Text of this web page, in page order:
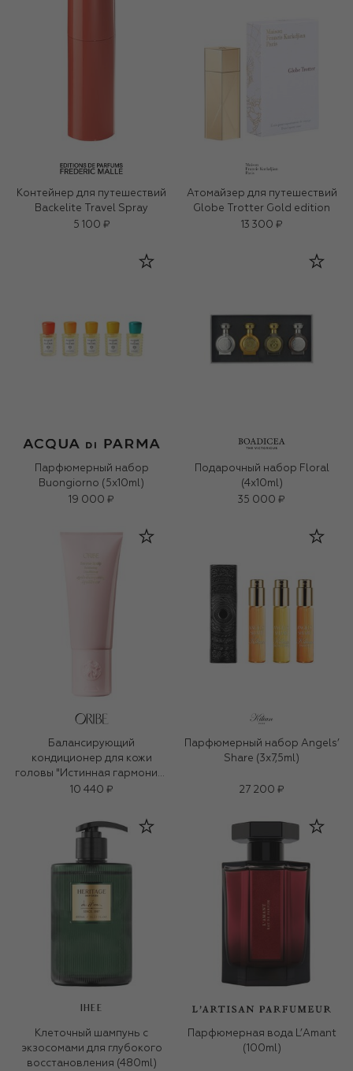
Контейнер для путешествий
Backelite Travel Spray
5 100 ₽
Атомайзер для путешествий
Globe Trotter Gold edition
13 300 ₽
Парфюмерный набор
Buongiorno (5x10ml)
19 000 ₽
Подарочный набор Floral
(4x10ml)
35 000 ₽
Балансирующий
кондиционер для кожи
головы "Истинная гармония"
(200ml)
10 440 ₽
Парфюмерный набор Angels’
Share (3x7,5ml)
27 200 ₽
IHEE
Клеточный шампунь с
экзосомами для глубокого
восстановления (480ml)
Парфюмерная вода L’Amant
(100ml)